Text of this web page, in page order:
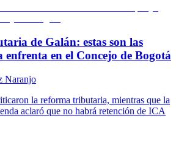
de Galán: estas son las
enfrenta en el Concejo de Bogotá
Naranjo
la reforma tributaria, mientras que la
aclaró que no habrá retención de ICA